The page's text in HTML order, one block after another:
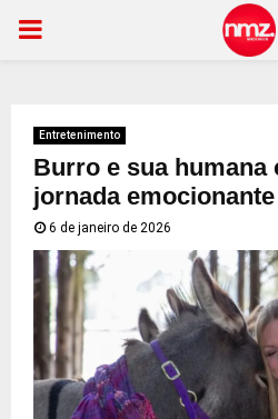
PRIMARY
Entretenimento
Burro e sua humana
jornada emocionante
6 de janeiro de 2026